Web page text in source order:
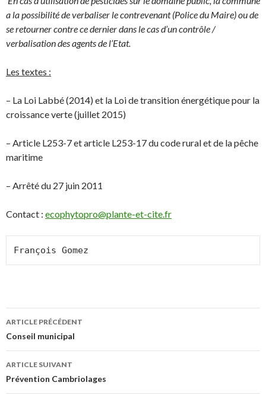
a la possibilité de verbaliser le contrevenant (Police du Maire) ou de
se retourner contre ce dernier dans le cas d’un contrôle /
verbalisation des agents de l’Etat.
Les textes :
– La Loi Labbé (2014) et la Loi de transition énergétique pour la
croissance verte (juillet 2015)
– Article L253-7 et article L253-17 du code rural et de la pêche
maritime
– Arrêté du 27 juin 2011
Contact : ecophytopro@plante-et-cite.fr
François Gomez
Navigation
des
articles
ARTICLE PRÉCÉDENT
Conseil municipal
ARTICLE SUIVANT
Prévention Cambriolages